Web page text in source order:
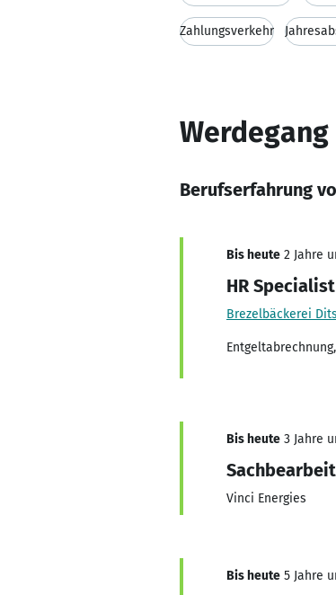
Zahlungsverkehr
Werdegang
Berufserfahrung
Bis heute 2 Jahre
HR Specialist
Brezelbäckerei
Bis heute 3 Jahre
Vinci Energies
Bis heute 5 Jahre